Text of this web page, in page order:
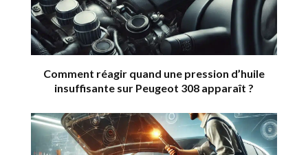
Comment réagir quand une pression d’huile
insuffisante sur Peugeot 308 apparaît ?